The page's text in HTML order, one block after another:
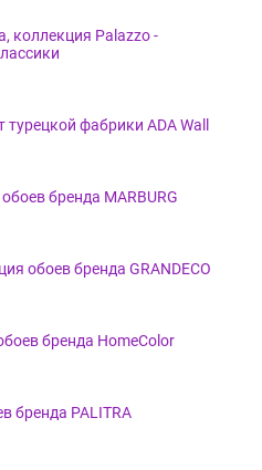
коллекция Palazzo -
фабрики ADA Wall
бренда MARBURG
обоев бренда GRANDECO
бренда HomeColor
бренда PALITRA